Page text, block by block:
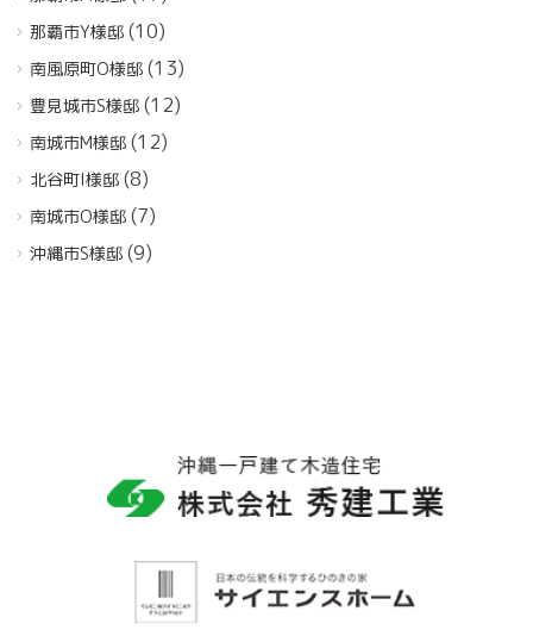
那覇市Y様邸 (10)
南風原町O様邸 (13)
豊見城市S様邸 (12)
南城市M様邸 (12)
北谷町I様邸 (8)
南城市O様邸 (7)
沖縄市S様邸 (9)